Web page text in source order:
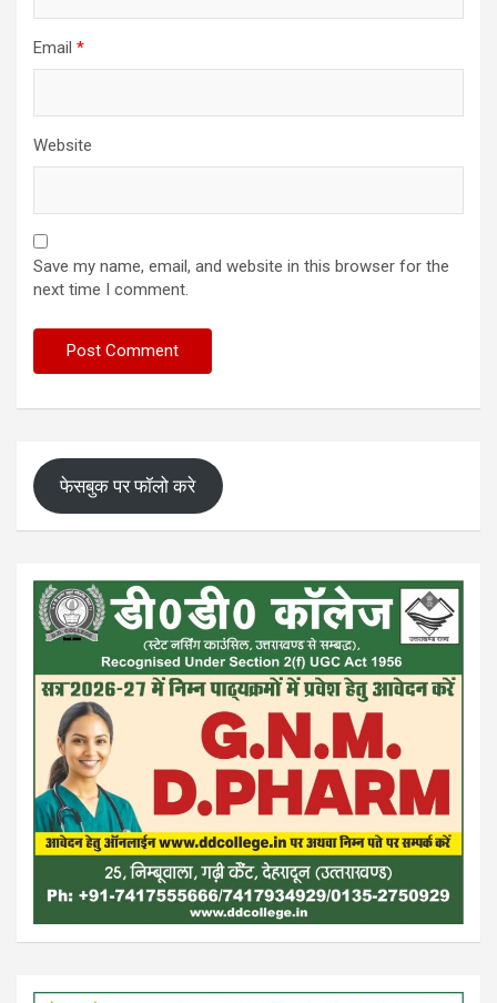
Email *
Website
Save my name, email, and website in this browser for the
next time I comment.
फेसबुक पर फॉलो करे